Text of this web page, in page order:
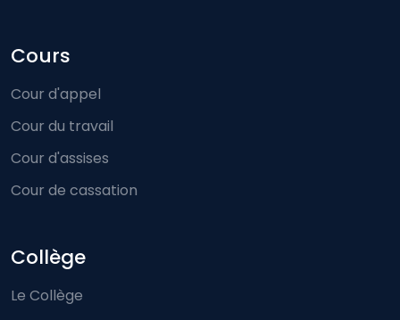
Cours
Cour d'appel
Cour du travail
Cour d'assises
Cour de cassation
Collège
Le Collège